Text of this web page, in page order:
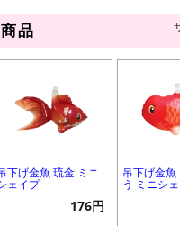
品
下げ金魚 琉金 ミニ
ェイプ
176円
吊下げ金魚
う ミニシ